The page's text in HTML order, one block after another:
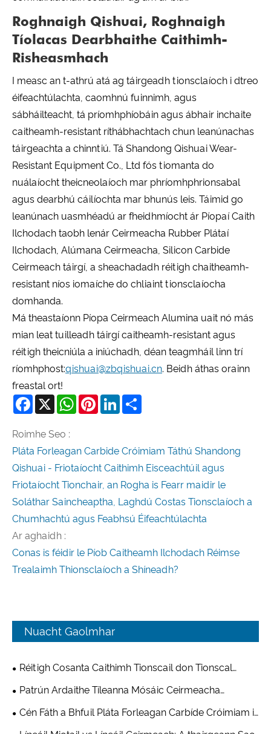
Roghnaigh Qishuai, Roghnaigh
Tíolacas Dearbhaithe Caithimh-
Risheasmhach
I measc an t-athrú atá ag táirgeadh tionsclaíoch i dtreo
éifeachtúlachta, caomhnú fuinnimh, agus
sábháilteacht, tá príomhphíobáin agus ábhair inchaite
caitheamh-resistant ríthábhachtach chun leanúnachas
táirgeachta a chinntiú. Tá Shandong Qishuai Wear-
Resistant Equipment Co., Ltd fós tiomanta do
nuálaíocht theicneolaíoch mar phríomhphrionsabal
agus dearbhú cáilíochta mar bhunús leis. Táimid go
leanúnach uasmhéadú ar fheidhmíocht ár Píopaí Caith
Ilchodach taobh lenár Ceirmeacha Rubber Plátaí
Ilchodach, Alúmana Ceirmeacha, Silicon Carbide
Ceirmeach táirgí, a sheachadadh réitigh chaitheamh-
resistant níos iomaíche do chliaint tionsclaíocha
domhanda.
Má theastaíonn Píopa Ceirmeach Alumina uait nó más
mian leat tuilleadh táirgí caitheamh-resistant agus
réitigh theicniúla a iniúchadh, déan teagmháil linn trí
ríomhphost:qishuai@zbqishuai.cn. Beidh áthas orainn
freastal ort!
Facebook
X WhatsAppPinterestLinkedIn
Roimhe Seo :
Pláta Forleagan Carbide Cróimiam Táthú Shandong
Qishuai - Friotaíocht Caithimh Eisceachtúil agus
Friotaíocht Tionchair, an Rogha is Fearr maidir le
Soláthar Saincheaptha, Laghdú Costas Tionsclaíoch a
Chumhachtú agus Feabhsú Éifeachtúlachta
Ar aghaidh :
Conas is féidir le Píob Caitheamh Ilchodach Réimse
Trealaimh Thionsclaíoch a Shíneadh?
Nuacht Gaolmhar
Réitigh Cosanta Caithimh Tionscail don Tionscal
Mianadóireachta & Stroighne
Patrún Ardaithe Tíleanna Mósáic Ceirmeacha
Alúmana - Réiteach Praiticiúil ar Chaitheamh Ó
Trealamh Frithsheasmhach in aghaidh Caithimh
Cén Fáth a Bhfuil Pláta Forleagan Carbíde Cróimiam i
bhfad Níos Frithsheasmhach in aghaidh Caitheamh ná